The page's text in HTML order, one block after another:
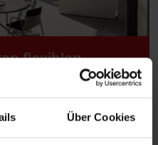
Über Cookies
flexiblen
eine
im